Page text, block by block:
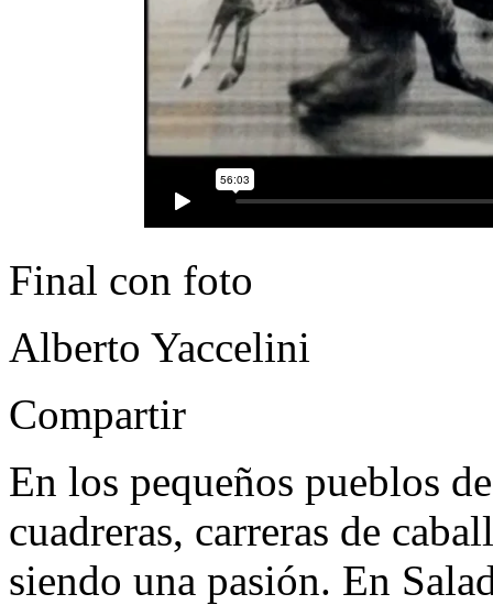
Final con foto
Alberto Yaccelini
Compartir
En los pequeños pueblos
cuadreras, carreras de
siendo una pasión. En